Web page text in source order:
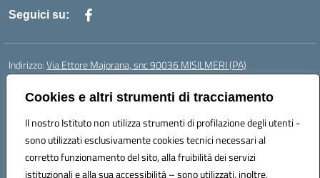
Cookies e altri strumenti di tracciamento
Il nostro Istituto non utilizza strumenti di profilazione degli utenti -
sono utilizzati esclusivamente cookies tecnici necessari al
corretto funzionamento del sito, alla fruibilità dei servizi
istituzionali e alla sua accessibilità – sono utilizzati, inoltre,
Seguici su:
Indirizzo:Via Ettore Majorana, snc 90036 MISILMERI (PA)
Centralino:
Email:PAIC8BW002@istruzione.it
Codice fiscale: 97382260822
Codice meccanografico:
PAIC8BW002
Codice Indice delle Pubbliche Amministrazioni (IPA): istsc_ PAIC8BW002